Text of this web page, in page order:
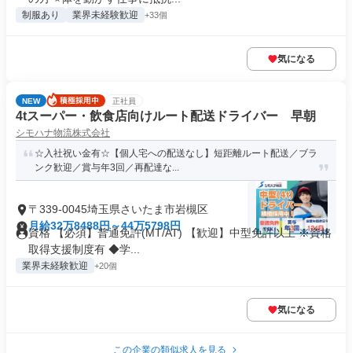
制服あり 業界未経験歓迎 +33個
気になる
NEW 正社員
4tスーパー・飲食店向けルート配送ドライバー 早朝
シモハナ物流株式会社
☆入社祝い金有☆【個人宅への配送なし】短距離ルート配送／ブラ
ンク歓迎／賞与年3回／再配達な...
〒339-0045埼玉県さいたま市岩槻区
月給32万8488円～44万5798円
資格 【必須】普通免許(MT/AT) 【歓迎】中型免許以上 ※資格
取得支援制度有 ◆学...
業界未経験歓迎 +20個
気になる
この企業の類似求人を見る